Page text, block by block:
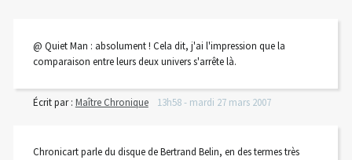
@ Quiet Man : absolument ! Cela dit, j'ai l'impression que la
comparaison entre leurs deux univers s'arrête là.
Écrit par : Maître Chronique 13h58- mardi 27 mars 2007
Chronicart parle du disque de Bertrand Belin, en des termes très